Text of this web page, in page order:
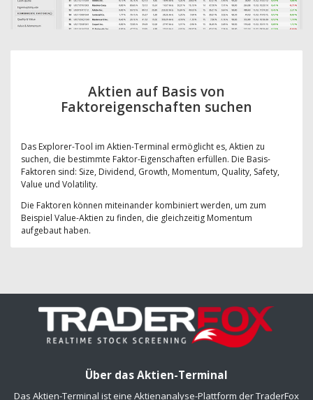
Aktien auf Basis von
Faktoreigenschaften suchen
Das Explorer-Tool im Aktien-Terminal ermöglicht es, Aktien zu
suchen, die bestimmte Faktor-Eigenschaften erfüllen. Die Basis-
Faktoren sind: Size, Dividend, Growth, Momentum, Quality, Safety,
Value und Volatility.
Die Faktoren können miteinander kombiniert werden, um zum
Beispiel Value-Aktien zu finden, die gleichzeitig Momentum
aufgebaut haben.
Über das Aktien-Terminal
Das Aktien-Terminal ist eine Aktienanalyse-Plattform der TraderFox